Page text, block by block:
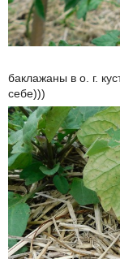
баклажаны в о. г.
себе)))